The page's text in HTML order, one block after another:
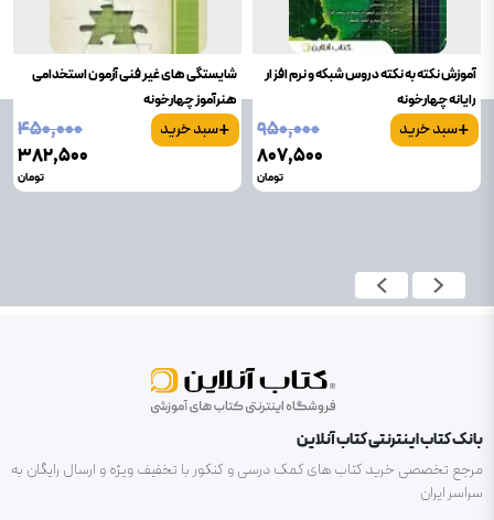
آموزش نکته به نکته دروس شبکه و نرم افزار
رایانه چهارخونه
+سبد خرید
۹۵۰٬۰۰۰
۸۰۷٬۵۰۰
تومان
شایستگی های غیر فنی آزمون استخدامی
هنرآموز چهارخونه
+سبد خرید
۴۵۰٬۰۰۰
۳۸۲٬۵۰۰
تومان
بانک کتاب اینترنتی کتاب آنلاین
مرجع تخصصی خرید کتاب های کمک درسی و کنکور با تخفیف ویژه و ارسال رایگان به
سراسر ایران